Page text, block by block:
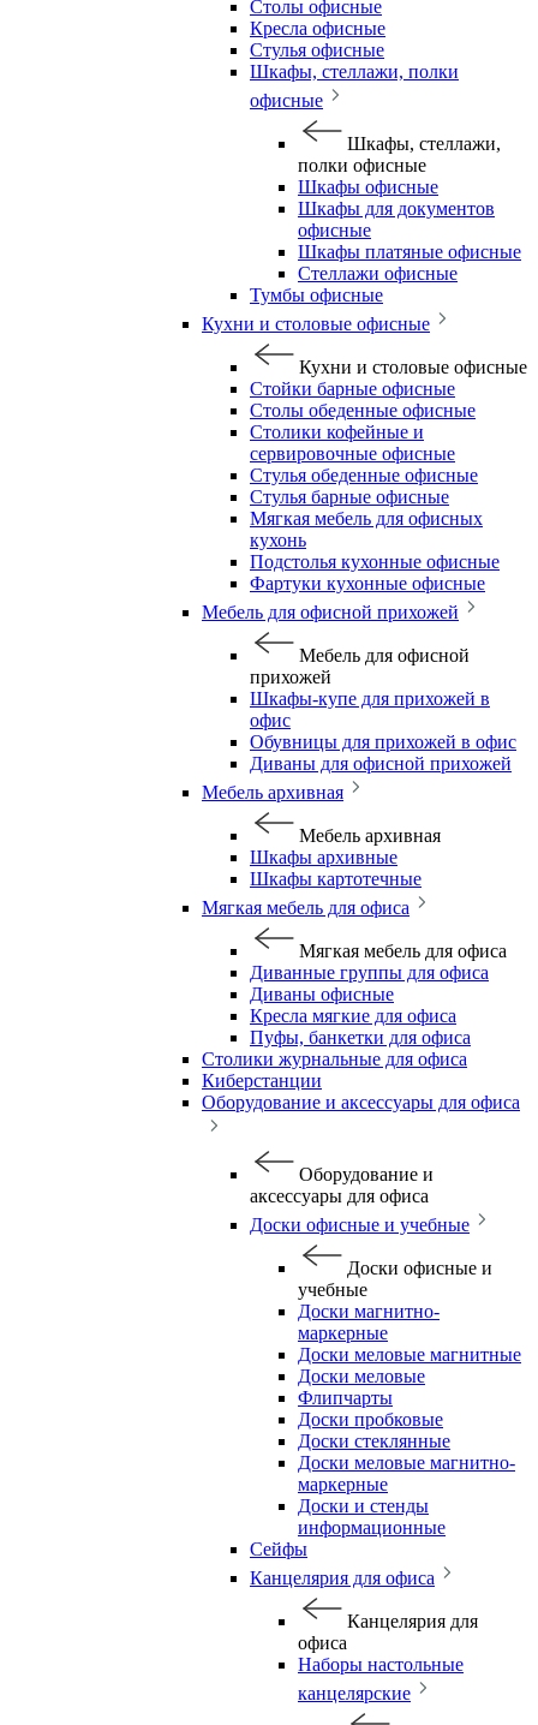
Столы офисные
Кресла офисные
Стулья офисные
Шкафы, стеллажи, полки
офисные
Шкафы, стеллажи,
полки офисные
Шкафы офисные
Шкафы для документов
офисные
Шкафы платяные офисные
Стеллажи офисные
Тумбы офисные
Кухни и столовые офисные
Кухни и столовые офисные
Стойки барные офисные
Столы обеденные офисные
Столики кофейные и
сервировочные офисные
Стулья обеденные офисные
Стулья барные офисные
Мягкая мебель для офисных
кухонь
Подстолья кухонные офисные
Фартуки кухонные офисные
Мебель для офисной прихожей
Мебель для офисной
прихожей
Шкафы-купе для прихожей в
офис
Обувницы для прихожей в офис
Диваны для офисной прихожей
Мебель архивная
Мебель архивная
Шкафы архивные
Шкафы картотечные
Мягкая мебель для офиса
Мягкая мебель для офиса
Диванные группы для офиса
Диваны офисные
Кресла мягкие для офиса
Пуфы, банкетки для офиса
Столики журнальные для офиса
Киберстанции
Оборудование и аксессуары для офиса
Оборудование и
аксессуары для офиса
Доски офисные и учебные
Доски офисные и
учебные
Доски магнитно-
маркерные
Доски меловые магнитные
Доски меловые
Флипчарты
Доски пробковые
Доски стеклянные
Доски меловые магнитно-
маркерные
Доски и стенды
информационные
Сейфы
Канцелярия для офиса
Канцелярия для
офиса
Наборы настольные
канцелярские